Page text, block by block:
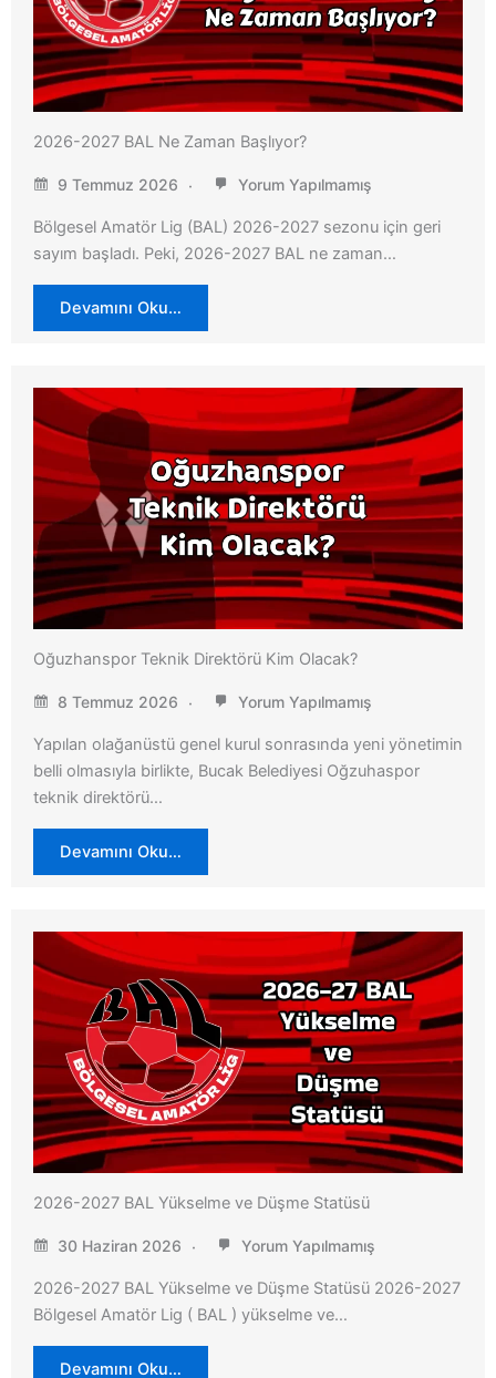
2026-2027 BAL Ne Zaman Başlıyor?
9 Temmuz 2026 Yorum Yapılmamış
Bölgesel Amatör Lig (BAL) 2026-2027 sezonu için geri
sayım başladı. Peki, 2026-2027 BAL ne zaman…
Devamını Oku…
Oğuzhanspor Teknik Direktörü Kim Olacak?
8 Temmuz 2026 Yorum Yapılmamış
Yapılan olağanüstü genel kurul sonrasında yeni yönetimin
belli olmasıyla birlikte, Bucak Belediyesi Oğzuhaspor
teknik direktörü…
Devamını Oku…
2026-2027 BAL Yükselme ve Düşme Statüsü
30 Haziran 2026 Yorum Yapılmamış
2026-2027 BAL Yükselme ve Düşme Statüsü 2026-2027
Bölgesel Amatör Lig ( BAL ) yükselme ve…
Devamını Oku…